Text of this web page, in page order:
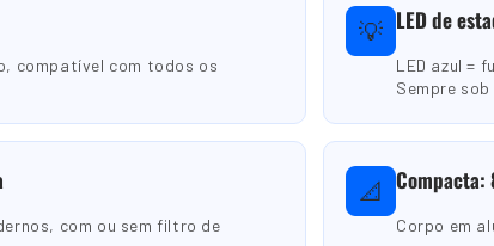
compatível com todos os
💡 LED de
LED azul =
Sempre
com ou sem filtro de
📐 Compacta:
Corpo em